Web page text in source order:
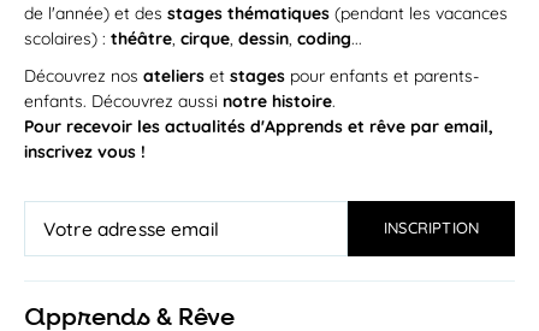
de l'année) et des stages thématiques (pendant les vacances
scolaires) : théâtre, cirque, dessin, coding...
Découvrez nos ateliers et stages pour enfants et parents-
enfants. Découvrez aussi notre histoire.
Pour recevoir les actualités d'Apprends et rêve par email,
inscrivez vous !
apprends & Rêve